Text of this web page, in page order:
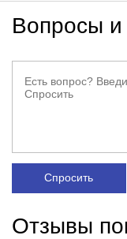
Вопросы и
Спросить
Отзывы